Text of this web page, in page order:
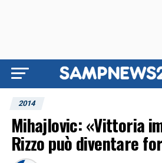
2014
Mihajlovic: «Vittoria
Rizzo può diventare